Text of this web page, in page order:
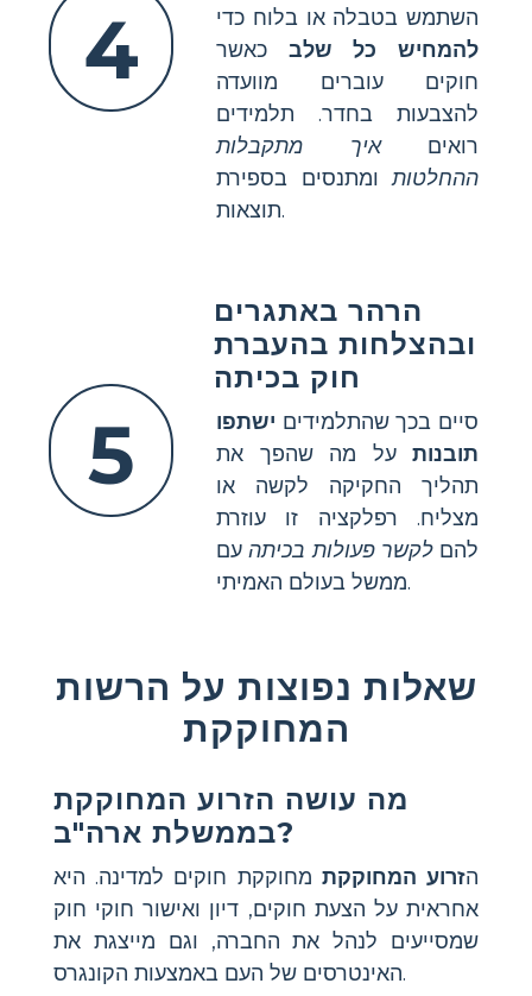
4
השתמש בטבלה או בלוח כדי
להמחיש כל שלב כאשר
חוקים עוברים מוועדה
להצבעות בחדר. תלמידים
רואיםאיך מתקבלות
ההחלטותומתנסים בספירת
תוצאות.
5
הרהר באתגרים
ובהצלחות בהעברת
חוק בכיתה
סיים בכך שהתלמידים ישתפו
תובנות על מה שהפך את
תהליך החקיקה לקשה או
מצליח. רפלקציה זו עוזרת
להםלקשר פעולות בכיתהעם
ממשל בעולם האמיתי.
שאלות נפוצות על הרשות
המחוקקת
מה עושה הזרוע המחוקקת
בממשלת ארה"ב?
הזרוע המחוקקת מחוקקת חוקים למדינה. היא
אחראית על הצעת חוקים, דיון ואישור חוקי חוק
שמסייעים לנהל את החברה, וגם מייצגת את
האינטרסים של העם באמצעות הקונגרס.